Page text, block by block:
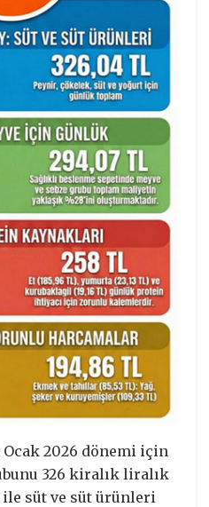
2026 dönemi için
326 kiralık liralık
süt ve süt ürünleri